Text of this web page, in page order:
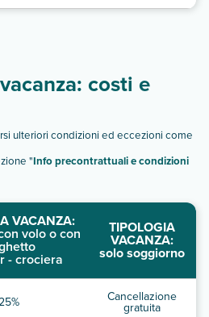
costi e
ulteriori condizioni ed eccezioni come
"Info precontrattuali e condizioni
VACANZA:
volo o con
- crociera
TIPOLOGIA
VACANZA:
solo soggiorno
Cancellazione
gratuita